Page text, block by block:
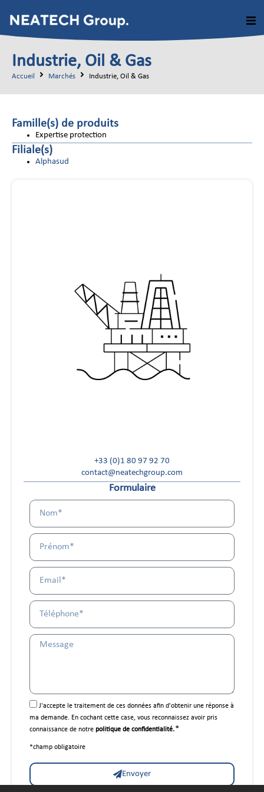
Industrie, Oil & Gas
Accueil Marchés Industrie, Oil & Gas
Famille(s) de produits
Expertise protection
Filiale(s)
Alphasud
+33 (0)1 80 97 92 70
contact@neatechgroup.com
Formulaire
J'accepte le traitement de ces données afin d'obtenir une réponse à
ma demande. En cochant cette case, vous reconnaissez avoir pris
connaissance de notre politique de confidentialité.*
*champ obligatoire
Envoyer